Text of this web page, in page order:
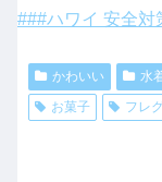
###ハワイ 安全対
かわいい 水
お菓子
フレ